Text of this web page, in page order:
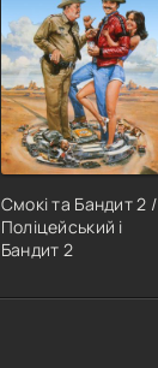
Смокі та Бандит 2 /
Поліцейський і
Бандит 2